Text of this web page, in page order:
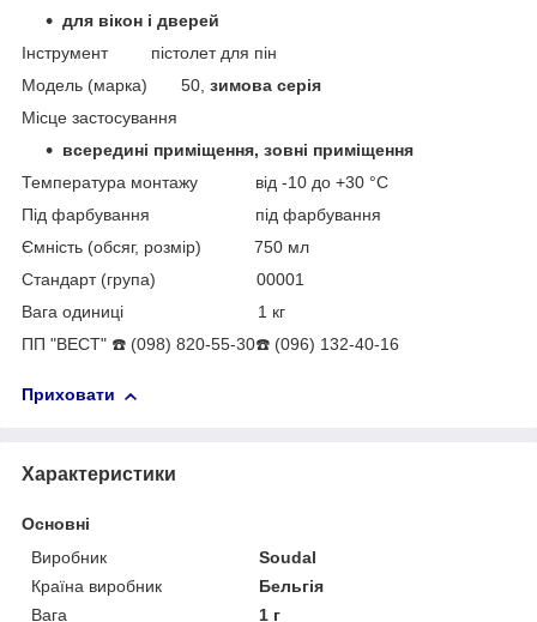
для вікон і дверей
Інструмент пістолет для пін
Модель (марка) 50, зимова серія
Місце застосування
всередині приміщення, зовні приміщення
Температура монтажу від -10 до +30 °С
Під фарбування під фарбування
Ємність (обсяг, розмір) 750 мл
Стандарт (група) 00001
Вага одиниці 1 кг
ПП "ВЕСТ" ☎️ (098) 820-55-30☎️ (096) 132-40-16
Приховати
Характеристики
Основні
Виробник
Soudal
Країна виробник
Бельгія
Вага
1 г